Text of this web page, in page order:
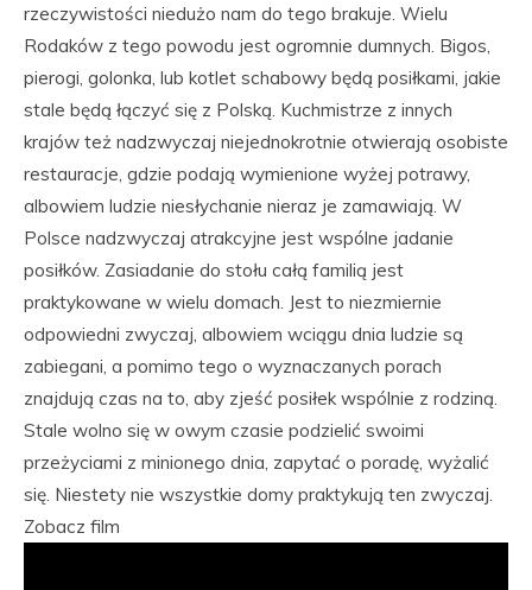
rzeczywistości niedużo nam do tego brakuje. Wielu
Rodaków z tego powodu jest ogromnie dumnych. Bigos,
pierogi, golonka, lub kotlet schabowy będą posiłkami, jakie
stale będą łączyć się z Polską. Kuchmistrze z innych
krajów też nadzwyczaj niejednokrotnie otwierają osobiste
restauracje, gdzie podają wymienione wyżej potrawy,
albowiem ludzie niesłychanie nieraz je zamawiają. W
Polsce nadzwyczaj atrakcyjne jest wspólne jadanie
posiłków. Zasiadanie do stołu całą familią jest
praktykowane w wielu domach. Jest to niezmiernie
odpowiedni zwyczaj, albowiem wciągu dnia ludzie są
zabiegani, a pomimo tego o wyznaczanych porach
znajdują czas na to, aby zjeść posiłek wspólnie z rodziną.
Stale wolno się w owym czasie podzielić swoimi
przeżyciami z minionego dnia, zapytać o poradę, wyżalić
się. Niestety nie wszystkie domy praktykują ten zwyczaj.
Zobacz film